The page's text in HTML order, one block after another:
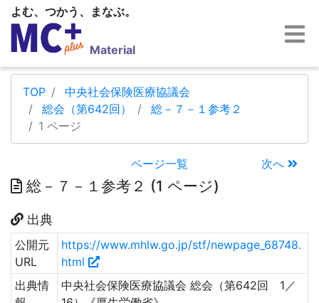
よむ、つかう、まなぶ。
Material
TOP
中央社会保険医療協議会
総会（第642回）
総－７－１参考２
1 ページ
ページ一覧 次へ
総－７－１参考２ (1 ページ)
出典
公開元
URL
https://www.mhlw.go.jp/stf/newpage_68748.
html
出典情
中央社会保険医療協議会 総会（第642回 1／